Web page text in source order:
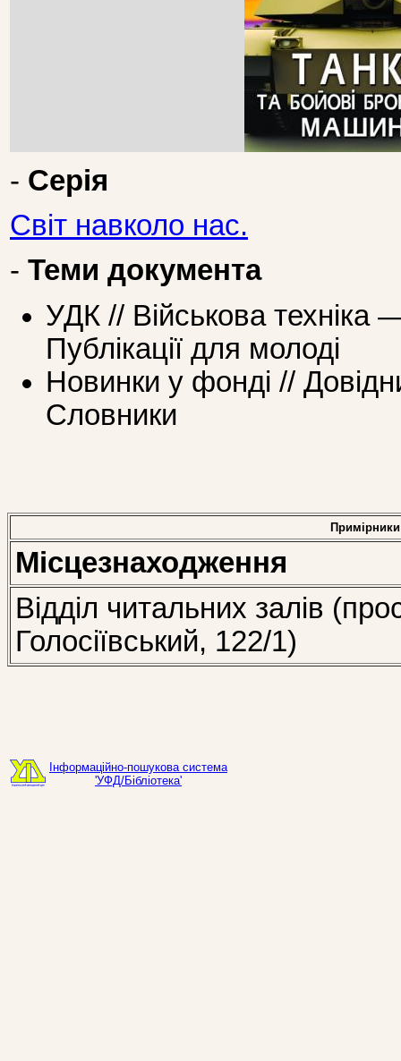
- Серія
Світ навколо нас.
- Теми документа
УДК // Військова техніка
Публікації для молоді
Новинки у фонді //
Словники
Примірники
Місцезнаходження
Відділ читальних залів
Голосіївський, 122/1)
Інформаційно-пошукова система
'УФД/Бібліотека'